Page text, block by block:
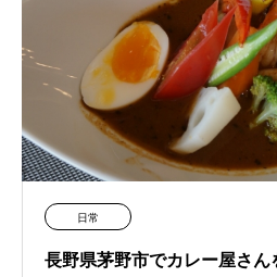
日常
長野県茅野市でカレー屋さ